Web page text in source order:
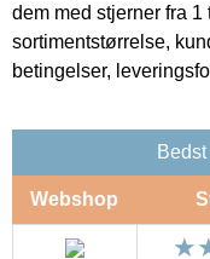
dem med stjerner fra
sortimentstørrelse,
betingelser,
Webshop